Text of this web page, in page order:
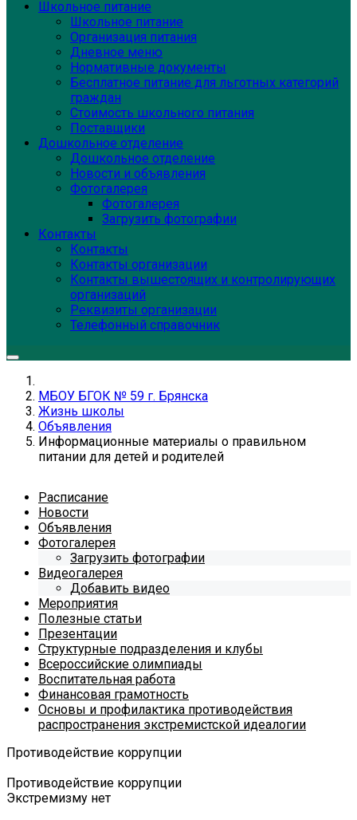
Школьное питание
Школьное питание
Организация питания
Дневное меню
Нормативные документы
Бесплатное питание для льготных категорий
граждан
Стоимость школьного питания
Поставщики
Дошкольное отделение
Дошкольное отделение
Новости и объявления
Фотогалерея
Фотогалерея
Загрузить фотографии
Контакты
Контакты
Контакты организации
Контакты вышестоящих и контролирующих
организаций
Реквизиты организации
Телефонный справочник
МБОУ БГОК № 59 г. Брянска
Жизнь школы
Объявления
Информационные материалы о правильном
питании для детей и родителей
Расписание
Новости
Объявления
Фотогалерея
Загрузить фотографии
Видеогалерея
Добавить видео
Мероприятия
Полезные статьи
Презентации
Структурные подразделения и клубы
Всероссийские олимпиады
Воспитательная работа
Финансовая грамотность
Основы и профилактика противодействия
распространения экстремистской идеалогии
Противодействие коррупции
Противодействие коррупции
Экстремизму нет